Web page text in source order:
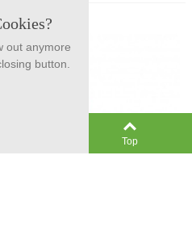
Top
out anymore
button.